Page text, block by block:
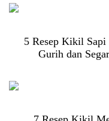
5 Resep Kikil Sapi
Gurih dan